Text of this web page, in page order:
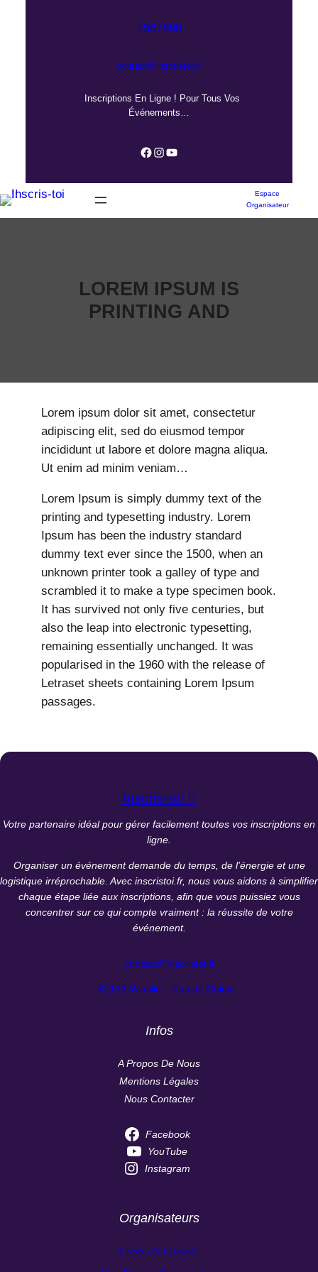
4567890
contact@inscristoi.fr
Inscriptions En Ligne ! Pour Tous Vos
Événements…
Facebook Instagram YouTube
Espace
Organisateur
LOREM IPSUM IS
PRINTING AND
Lorem ipsum dolor sit amet, consectetur
adipiscing elit, sed do eiusmod tempor
incididunt ut labore et dolore magna aliqua.
Ut enim ad minim veniam…
Lorem Ipsum is simply dummy text of the
printing and typesetting industry. Lorem
Ipsum has been the industry standard
dummy text ever since the 1500, when an
unknown printer took a galley of type and
scrambled it to make a type specimen book.
It has survived not only five centuries, but
also the leap into electronic typesetting,
remaining essentially unchanged. It was
popularised in the 1960 with the release of
Letraset sheets containing Lorem Ipsum
passages.
Inscris-toi !!
Votre partenaire idéal pour gérer facilement toutes vos inscriptions en
ligne.
Organiser un événement demande du temps, de l’énergie et une
logistique irréprochable. Avec inscristoi.fr, nous vous aidons à simplifier
chaque étape liée aux inscriptions, afin que vous puissiez vous
concentrer sur ce qui compte vraiment : la réussite de votre
événement.
contact@inscristoi.fr
62126 Wimille – Pas de Calais
Infos
A Propos De Nous
Mentions Légales
Nous Contacter
Facebook
YouTube
Instagram
Organisateurs
Créer Un Compte